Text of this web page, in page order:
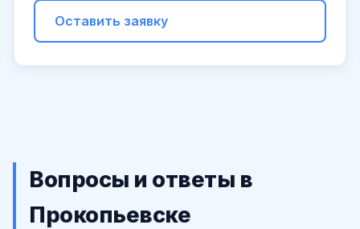
Оставить заявку
Вопросы и ответы в
Прокопьевске